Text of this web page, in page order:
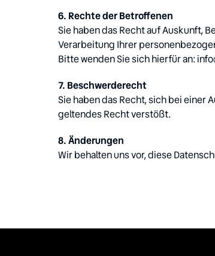
Sie haben das Recht auf Auskunft,
Verarbeitung Ihrer
Bitte wenden Sie sich hierfür an:
Sie haben das Recht, sich bei einer
geltendes Recht verstößt.
Wir behalten uns vor, diese